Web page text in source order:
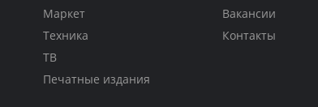
Маркет
Техника
ТВ
Печатные издания
Вакансии
Контакты